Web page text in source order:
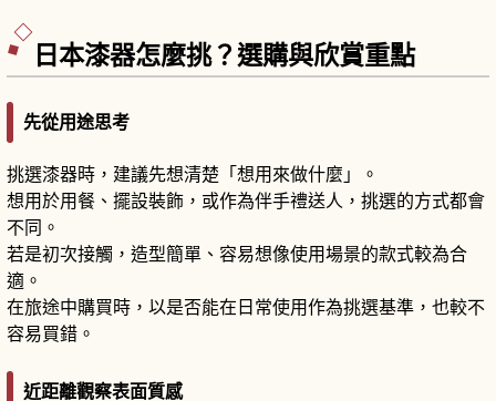
日本漆器怎麼挑？選購與欣賞重點
先從用途思考
挑選漆器時，建議先想清楚「想用來做什麼」。
想用於用餐、擺設裝飾，或作為伴手禮送人，挑選的方式都會
不同。
若是初次接觸，造型簡單、容易想像使用場景的款式較為合
適。
在旅途中購買時，以是否能在日常使用作為挑選基準，也較不
容易買錯。
近距離觀察表面質感